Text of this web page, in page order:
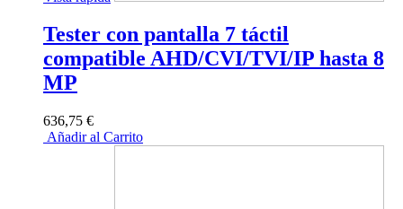
Tester con pantalla 7 táctil
compatible AHD/CVI/TVI/IP hasta 8
MP
636,75 €
Añadir al Carrito